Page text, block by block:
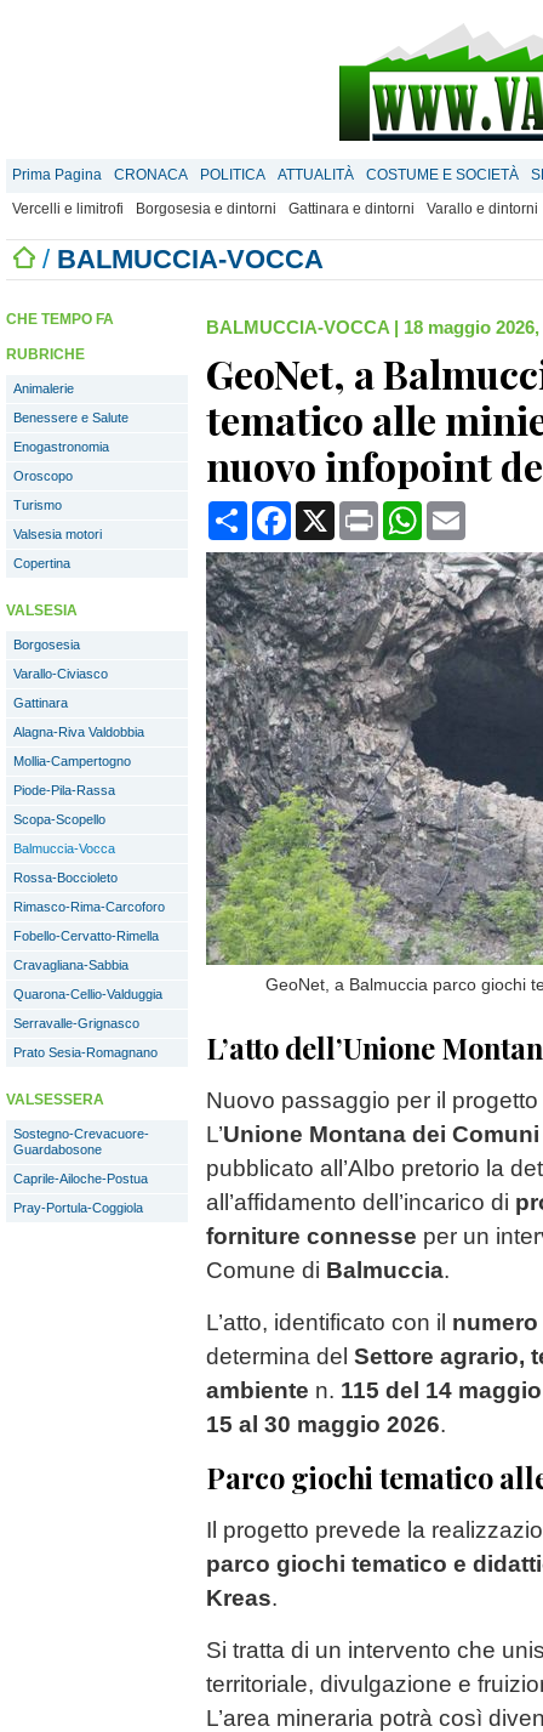
Prima Pagina CRONACA POLITICA ATTUALITÀ COSTUME E SOCIETÀ
Vercelli e limitrofi
Borgosesia e dintorni Gattinara e dintorni Varallo e dintorni
/ BALMUCCIA-VOCCA
CHE TEMPO FA
RUBRICHE
Animalerie
Benessere e Salute
Enogastronomia
Oroscopo
Turismo
Valsesia motori
Copertina
VALSESIA
Borgosesia
Varallo-Civiasco
Gattinara
Alagna-Riva Valdobbia
Mollia-Campertogno
Piode-Pila-Rassa
Scopa-Scopello
Balmuccia-Vocca
Rossa-Boccioleto
Rimasco-Rima-Carcoforo
Fobello-Cervatto-Rimella
Cravagliana-Sabbia
Quarona-Cellio-Valduggia
Serravalle-Grignasco
Prato Sesia-Romagnano
VALSESSERA
Sostegno-Crevacuore-
Guardabosone
Caprile-Ailoche-Postua
Pray-Portula-Coggiola
BALMUCCIA-VOCCA | 18 maggio
GeoNet, a
tematico alle
nuovo infopoint
CondividiFacebook
X Print WhatsApp
GeoNet, a Balmuccia parco giochi
L’atto dell’Unione
Nuovo passaggio per il progetto
L’Unione Montana dei
pubblicato all’Albo pretorio la
all’affidamento dell’incarico di
forniture connesse per un
Comune di Balmuccia.
L’atto, identificato con il numero
determina del Settore agrario,
ambiente n. 115 del 14
15 al 30 maggio 2026.
Parco giochi tematico
Il progetto prevede la
parco giochi tematico e
Kreas.
Si tratta di un intervento che
territoriale, divulgazione e
L’area mineraria potrà così